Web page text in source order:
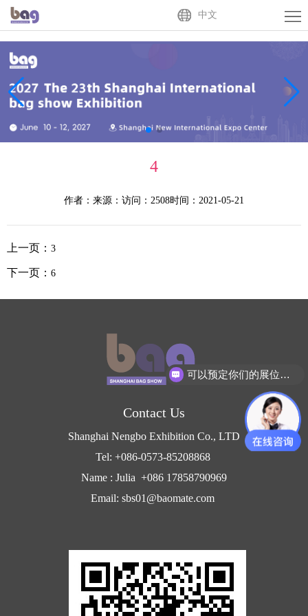
中文
Home
Exhibitor
Buyer
Activities
文
4
作者： 来源： 访问：2508时间：2021-05-21
上一页： 3
下一页： 6
Contact Us
Shanghai Nengbo Exhibition Co., LTD
Tel: +086-0573-85208868
Name : Julia +086 17858790969
Email: sbs01@baomate.com
可以预定你们的展位吗？